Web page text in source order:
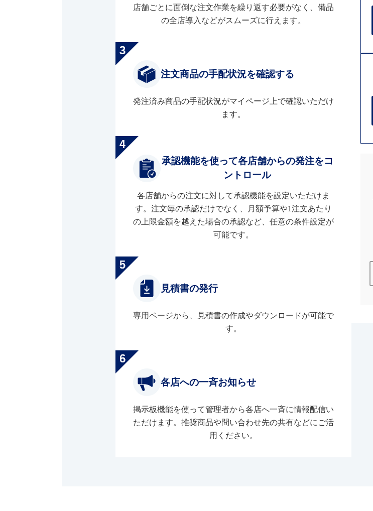
店舗ごとに面倒な注文作業を繰り返す必要がなく、備品
の全店導入などがスムーズに行えます。
注文商品の手配状況を確認する
発注済み商品の手配状況がマイページ上で確認いただけ
ます。
承認機能を使って各店舗からの発注をコ
ントロール
各店舗からの注文に対して承認機能を設定いただけま
す。注文毎の承認だけでなく、月額予算や1注文あたり
の上限金額を越えた場合の承認など、任意の条件設定が
可能です。
見積書の発行
専用ページから、見積書の作成やダウンロードが可能で
す。
各店への一斉お知らせ
掲示板機能を使って管理者から各店へ一斉に情報配信い
ただけます。推奨商品や問い合わせ先の共有などにご活
用ください。